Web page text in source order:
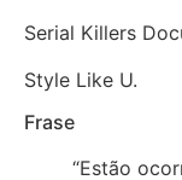
Serial Killers
Style Like U.
Frase
“Estão